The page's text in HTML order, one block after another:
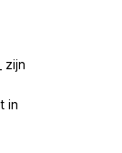
zijn
in